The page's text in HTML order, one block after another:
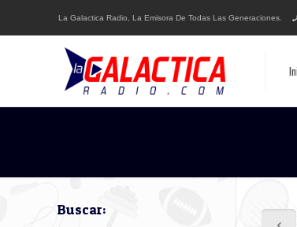
La Galactica Radio, La Emisora De Todas Las Generaciones.
Buscar: